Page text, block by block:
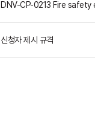
DNV-CP-0213 Fire safety
신청자 제시 규격